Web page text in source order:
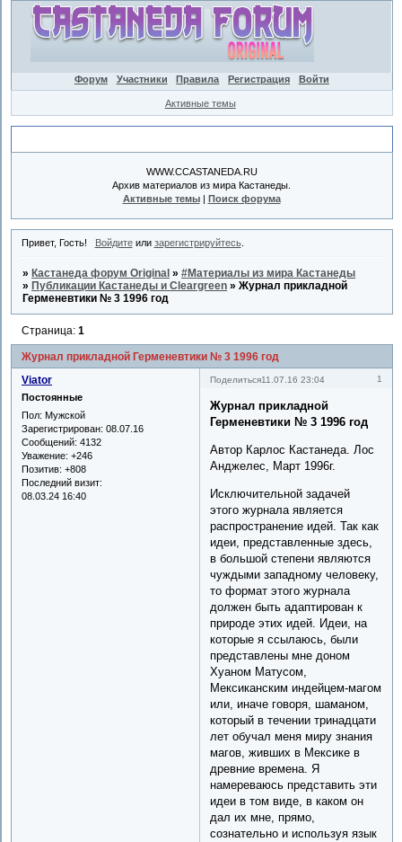
Форум Участники Правила Регистрация Войти
Активные темы
WWW.CCASTANEDA.RU
Архив материалов из мира Кастанеды.
Активные темы| Поиск форума
Привет, Гость! Войдитеили зарегистрируйтесь.
» Кастанеда форум Original »#Материалы из мира Кастанеды
» Публикации Кастанеды и Cleargreen »Журнал прикладной
Герменевтики № 3 1996 год
Журнал прикладной Герменевтики № 3 1996 год
Страница:1
Поделиться 1
11.07.16 23:04
Viator
Постоянные
Пол: Мужской
Зарегистрирован: 08.07.16
Сообщений: 4132
Уважение: +246
Позитив: +808
Последний визит:
08.03.24 16:40
Журнал прикладной
Герменевтики № 3 1996 год
Автор Карлос Кастанеда. Лос
Анджелес, Март 1996г.
Исключительной задачей
этого журнала является
распространение идей. Так как
идеи, представленные здесь,
в большой степени являются
чуждыми западному человеку,
то формат этого журнала
должен быть адаптирован к
природе этих идей. Идеи, на
которые я ссылаюсь, были
представлены мне доном
Хуаном Матусом,
Мексиканским индейцем-магом
или, иначе говоря, шаманом,
который в течении тринадцати
лет обучал меня миру знания
магов, живших в Мексике в
древние времена. Я
намереваюсь представить эти
идеи в том виде, в каком он
дал их мне, прямо,
сознательно и используя язык